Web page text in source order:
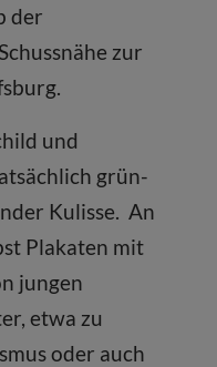
der
zur
und
grün-
Kulisse. An
Plakaten mit
jungen
etwa zu
oder auch